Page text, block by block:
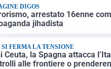
DIGOS
arrestato 16enne
jihadista
SI FERMA LA TENSIONE
Ceuta, la Spagna attacca
alle frontiere o